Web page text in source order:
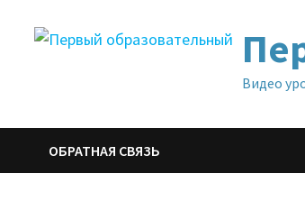
Видео
ОБРАТНАЯ СВЯЗЬ